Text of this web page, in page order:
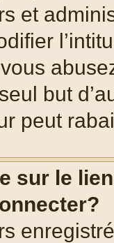
et
but
peut
sur le